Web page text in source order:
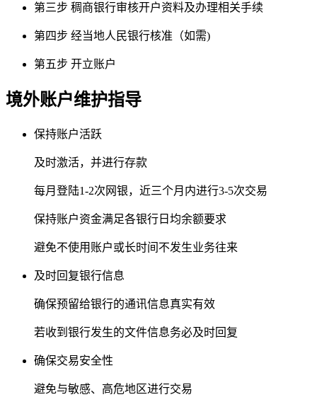
第三步 稠商银行审核开户资料及办理相关手续
第四步 经当地人民银行核准（如需)
第五步 开立账户
境外账户维护指导
保持账户活跃
及时激活，并进行存款
每月登陆1-2次网银，近三个月内进行3-5次交易
保持账户资金满足各银行日均余额要求
避免不使用账户或长时间不发生业务往来
及时回复银行信息
确保预留给银行的通讯信息真实有效
若收到银行发生的文件信息务必及时回复
确保交易安全性
避免与敏感、高危地区进行交易